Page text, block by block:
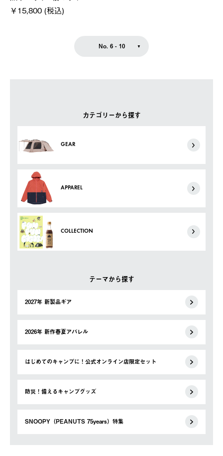
カテゴリーから探す
GEAR
APPAREL
COLLECTION
テーマから探す
2027年 新製品ギア
2026年 新作春夏アパレル
はじめてのキャンプに！公式オンライン店限定セット
防災！備えるキャンプグッズ
SNOOPY（PEANUTS 75years）特集
￥15,800 (税込)
No. 6 - 10